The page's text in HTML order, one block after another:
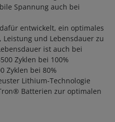
Spannung auch bei
entwickelt, ein optimales
Leistung und Lebensdauer zu
ist auch bei
Zyklen bei 100%
Zyklen bei 80%
Lithium-Technologie
Batterien zur optimalen